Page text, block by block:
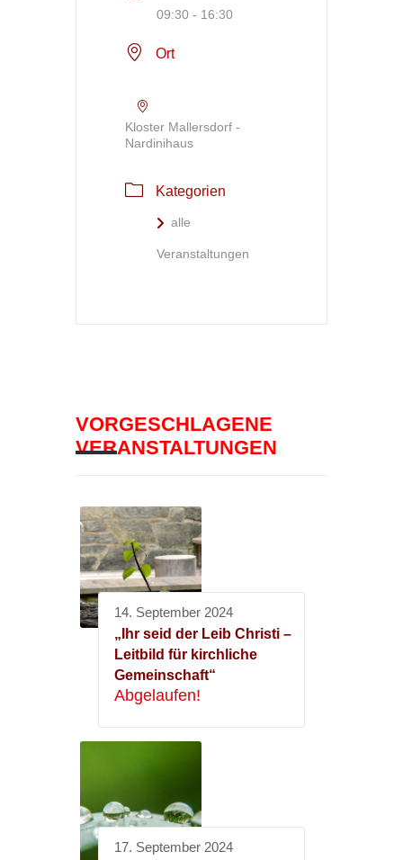
09:30 - 16:30
Ort
Kloster Mallersdorf -
Nardinihaus
Kategorien
alle
Veranstaltungen
VORGESCHLAGENE
VERANSTALTUNGEN
14. September 2024
„Ihr seid der Leib Christi –
Leitbild für kirchliche
Gemeinschaft“
Abgelaufen!
17. September 2024